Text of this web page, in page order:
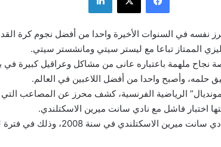
نفسه في السنوات الأخيرة واحدا من أفضل نجوم كرة القدم
الممتاز تباعا مع ليستر سيتي ومانشستر سيتي.
نجاح ملهمة باعتباره عانى من مشاكل وعراقيل كبيرة في
حلمه، وأصبح واحدا من أفضل اللاعبين في العالم.
الرياضية الفرنسية، كشف محرز عن المصاعب
اختبار فاشل مع نادي سانت ميرين الاسكتلندي.
وخاض محرز اختبارا فاشلا مع نادي سانت ميرين